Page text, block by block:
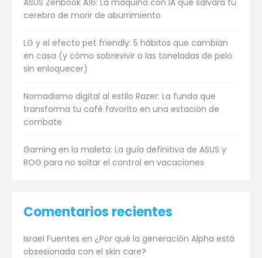
cerebro de morir de aburrimiento
LG y el efecto pet friendly: 5 hábitos que cambian
en casa (y cómo sobrevivir a las toneladas de pelo
sin enloquecer)
Nomadismo digital al estilo Razer: La funda que
transforma tu café favorito en una estación de
combate
Gaming en la maleta: La guía definitiva de ASUS y
ROG para no soltar el control en vacaciones
Comentarios recientes
Israel Fuentes en ¿Por qué la generación Alpha está
obsesionada con el skin care?